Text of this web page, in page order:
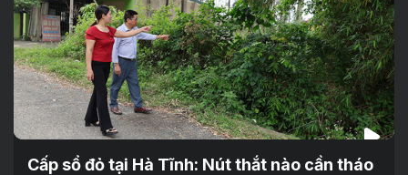
Cấp sổ đỏ tại Hà Tĩnh: Nút thắt nào cần tháo